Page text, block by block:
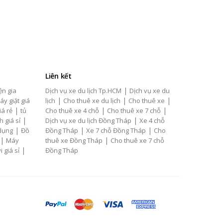
gia
giặt giá
rẻ | tủ
giá sỉ |
| Đồ
| Máy
giá sỉ |
Liên kết
Dịch vụ xe du lịch Tp.HCM | Dịch vụ xe du
lịch | Cho thuê xe du lịch | Cho thuê xe |
Cho thuê xe 4 chỗ | Cho thuê xe 7 chỗ |
Dịch vụ xe du lịch Đồng Tháp | Xe 4 chỗ
Đồng Tháp | Xe 7 chỗ Đồng Tháp | Cho
thuê xe Đồng Tháp | Cho thuê xe 7 chỗ
Đồng Tháp